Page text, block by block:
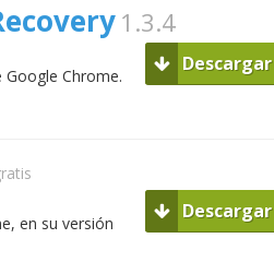
1.3.4
Google Chrome.
Descargar
en su versión
Descargar